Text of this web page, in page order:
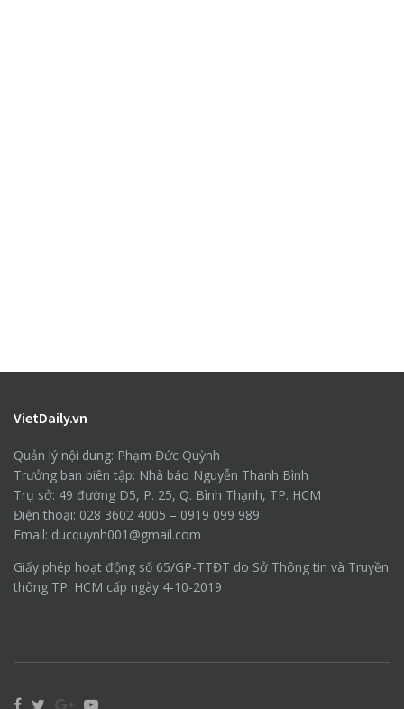
VietDaily.vn
Quản lý nội dung: Phạm Đức Quỳnh
Trưởng ban biên tập: Nhà báo Nguyễn Thanh Bình
Trụ sở: 49 đường D5, P. 25, Q. Bình Thạnh, TP. HCM
Điện thoại: 028 3602 4005 – 0919 099 989
Email: ducquynh001@gmail.com
Giấy phép hoạt động số 65/GP-TTĐT do Sở Thông tin và Truyền
thông TP. HCM cấp ngày 4-10-2019